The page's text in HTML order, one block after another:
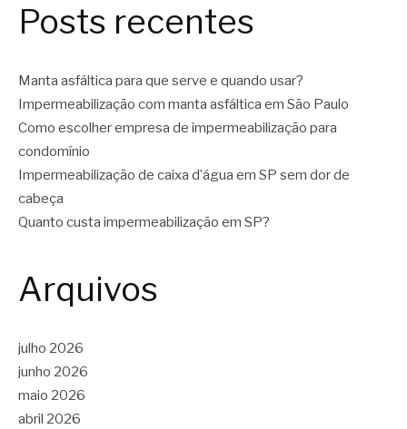
Posts recentes
Manta asfáltica para que serve e quando usar?
Impermeabilização com manta asfáltica em São Paulo
Como escolher empresa de impermeabilização para
condomínio
Impermeabilização de caixa d’água em SP sem dor de
cabeça
Quanto custa impermeabilização em SP?
Arquivos
julho 2026
junho 2026
maio 2026
abril 2026